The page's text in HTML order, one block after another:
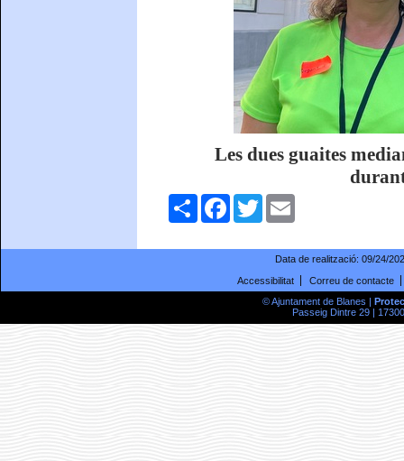
Les dues guaites
ComparteixFacebookTwitter
Data de realització: 09/24/
Accessibilitat
Correu de contacte
© Ajuntament de Blanes |
Passeig Dintre 29 |